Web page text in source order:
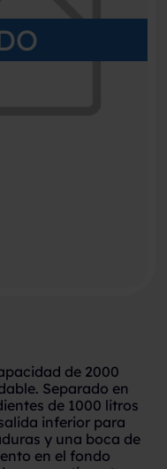
de 2000
Separado en
de 1000 litros
inferior para
y una boca de
en el fondo